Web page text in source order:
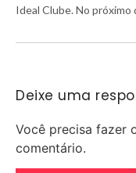
Ideal Clube. No próximo
Deixe uma
Você precisa fazer
comentário.